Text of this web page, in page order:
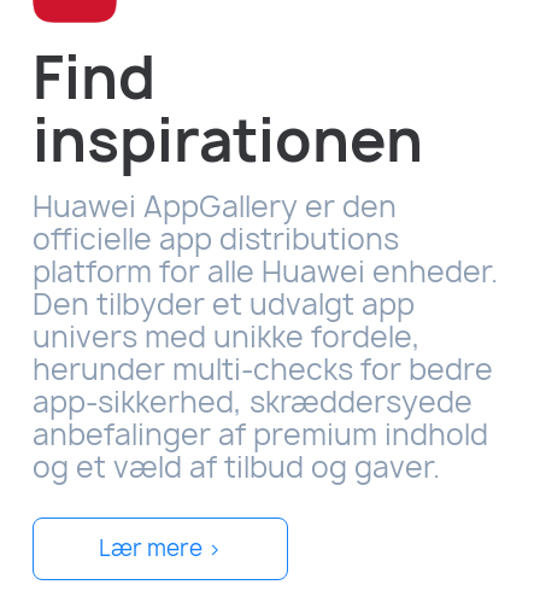
Find
inspirationen
Huawei AppGallery er den
officielle app distributions
platform for alle Huawei enheder.
Den tilbyder et udvalgt app
univers med unikke fordele,
herunder multi-checks for bedre
app-sikkerhed, skræddersyede
anbefalinger af premium indhold
og et væld af tilbud og gaver.
Lær mere >